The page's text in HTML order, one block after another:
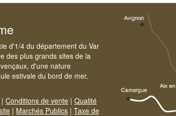
d'1/4 du département du Var
des plus grands sites de la
d'une nature
estivale du bord de mer.
| Conditions de vente | Qualité
| Marchés Publics | Taxe de